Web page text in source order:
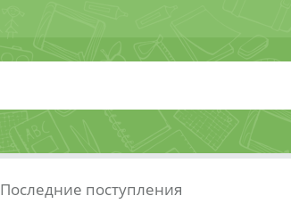
Последние поступления